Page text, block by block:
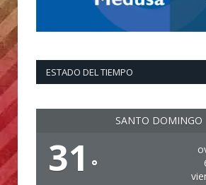
ESTADO DEL TIEMPO
SANTO DOMINGO
31 °